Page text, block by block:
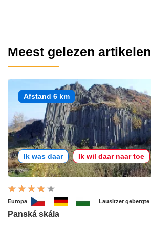
Meest gelezen artikelen
Afstand 6 km
Ik was daar Ik wil daar naar toe
Europa Lausitzer gebergte
Panská skála